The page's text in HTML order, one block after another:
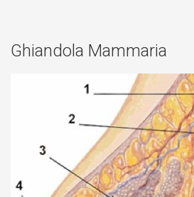
Ghiandola Mammaria